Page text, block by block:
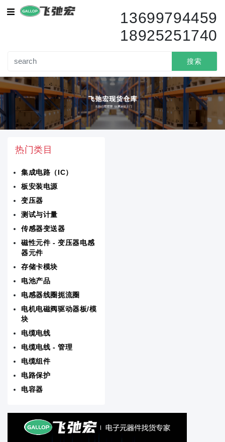
13699794459
18925251740
搜索
集成电路（IC）
变压器
电路保护
电容器
电阻器
分立半导体产品
隔离器
电池产品
电感器线圈扼流圈
RF/IF射频/中频和 RFID
存储卡模块
晶体振荡器谐振器
音频产品
线路保护配电备用
板安装电源
磁性元件 - 变压器电感器元件
热门类目
集成电路（IC）
板安装电源
变压器
测试与计量
传感器变送器
磁性元件 - 变压器电感
器元件
存储卡模块
电池产品
电感器线圈扼流圈
电机电磁阀驱动器板/模
块
电缆电线
电缆电线 - 管理
电缆组件
电路保护
电容器